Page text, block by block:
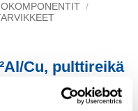
/
Cu, pulttireikä